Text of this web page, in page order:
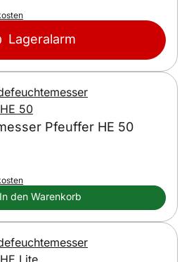
Lageralarm
Pfeuffer HE 50
In den Warenkorb